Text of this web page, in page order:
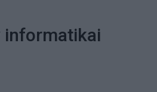
informatikai